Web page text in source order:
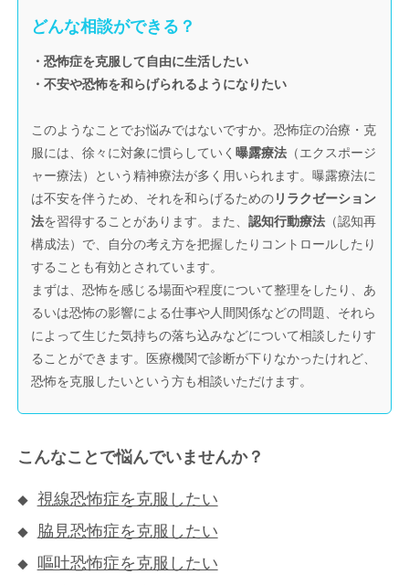
どんな相談ができる？
・恐怖症を克服して自由に生活したい
・不安や恐怖を和らげられるようになりたい
このようなことでお悩みではないですか。恐怖症の治療・克
服には、徐々に対象に慣らしていく曝露療法 （エクスポージ
ャー療法）という精神療法が多く用いられます。曝露療法に
は不安を伴うため、それを和らげるためのリラクゼーション
法を習得することがあります。また、認知行動療法 （認知再
構成法）で、自分の考え方を把握したりコントロールしたり
することも有効とされています。
まずは、恐怖を感じる場面や程度について整理をしたり、あ
るいは恐怖の影響による仕事や人間関係などの問題、それら
によって生じた気持ちの落ち込みなどについて相談したりす
ることができます。医療機関で診断が下りなかったけれど、
恐怖を克服したいという方も相談いただけます。
こんなことで悩んでいませんか？
視線恐怖症を克服したい
脇見恐怖症を克服したい
嘔吐恐怖症を克服したい